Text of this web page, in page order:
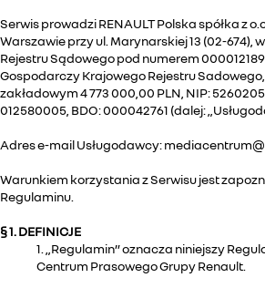
Serwis prowadzi RENAULT Polska spółka z
Warszawie przy ul. Marynarskiej 13 (02-674),
Rejestru Sądowego pod numerem
Gospodarczy Krajowego Rejestru
zakładowym 4 773 000,00 PLN, NIP:
012580005, BDO: 000042761 (dalej:
Adres e-mail Usługodawcy:
Warunkiem korzystania z Serwisu jest
Regulaminu.
§ 1. DEFINICJE
1. „Regulamin” oznacza niniejszy
Centrum Prasowego Grupy Renault.